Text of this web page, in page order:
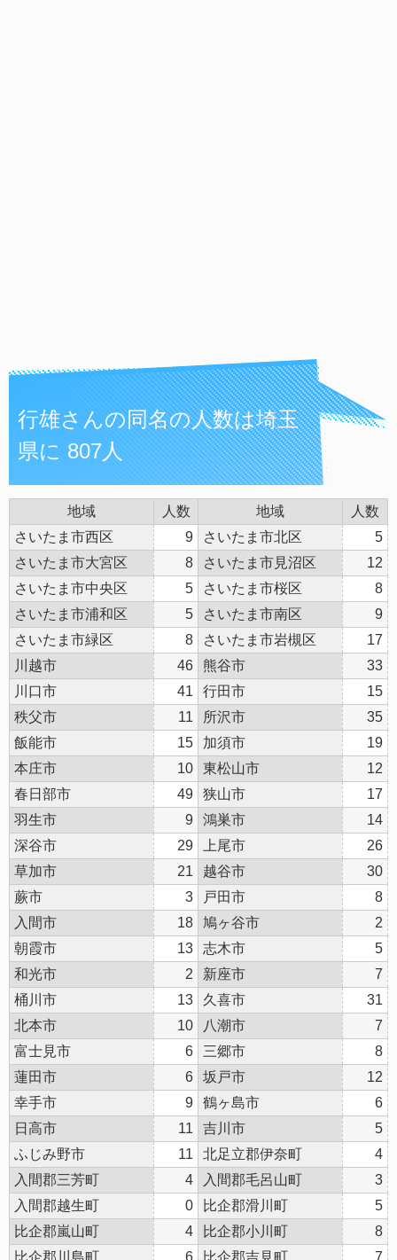
行雄さんの同名の人数は埼玉
県に 807人
地域 人数 地域
人数
さいたま市西区
9 さいたま市北区
5
さいたま市大宮区
8 さいたま市見沼区
12
さいたま市中央区
5 さいたま市桜区
8
さいたま市浦和区
5 さいたま市南区
9
さいたま市緑区
8 さいたま市岩槻区
17
川越市
46 熊谷市
33
川口市
41 行田市
15
秩父市
11 所沢市
35
飯能市
15 加須市
19
本庄市
10 東松山市
12
春日部市
49 狭山市
17
羽生市
9 鴻巣市
14
深谷市
29 上尾市
26
草加市
21 越谷市
30
蕨市
3 戸田市
8
入間市
18 鳩ヶ谷市
2
朝霞市
13 志木市
5
和光市
2 新座市
7
桶川市
13 久喜市
31
北本市
10 八潮市
7
富士見市
6 三郷市
8
蓮田市
6 坂戸市
12
幸手市
9 鶴ヶ島市
6
日高市
11 吉川市
5
ふじみ野市
11 北足立郡伊奈町
4
入間郡三芳町
4 入間郡毛呂山町
3
入間郡越生町
0 比企郡滑川町
5
比企郡嵐山町
4 比企郡小川町
8
比企郡川島町
6 比企郡吉見町 7